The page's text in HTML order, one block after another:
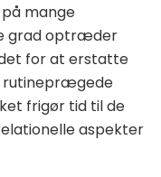
mange
grad optræder
for at erstatte
rutineprægede
frigør tid til de
aspekter